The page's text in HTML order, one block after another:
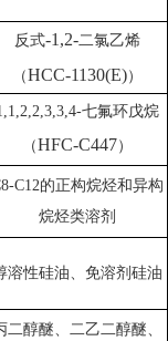
反式-1,2-二氯乙烯
（HCC-1130(E)）
七氟环戊烷
（HFC-C447）
C12的正构烷烃和异构
烷烃类溶剂
溶性硅油、免溶剂硅油
二醇醚、二乙二醇醚、